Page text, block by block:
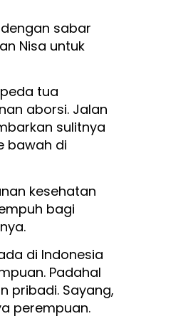
dengan sabar
Nisa untuk
tua
aborsi. Jalan
sulitnya
bawah di
kesehatan
bagi
di Indonesia
Padahal
pribadi. Sayang,
perempuan.